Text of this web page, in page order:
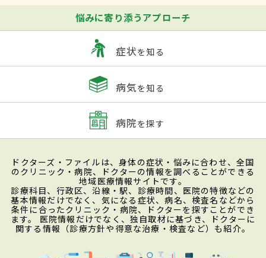
悩みに寄り添うアプローチ
症状を知る
病気を知る
病院を探す
ドクターズ・ファイルは、身体の症状・悩みに合わせ、全国
のクリニック・病院、ドクターの情報を調べることができる
地域医療情報サイトです。
診療科目、行政区、沿線・駅、診療時間、医院の特徴などの
基本情報だけでなく、気になる症状、病名、検査名などから
条件に合ったクリニック・病院、ドクターを探すことができ
ます。 医院情報だけでなく、独自取材に基づき、ドクターに
関する情報（診療方針や得意な治療・検査など）も紹介。